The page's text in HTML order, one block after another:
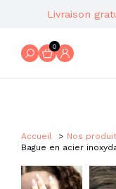
Livraison
0
Accueil
Nos
Bague en acier